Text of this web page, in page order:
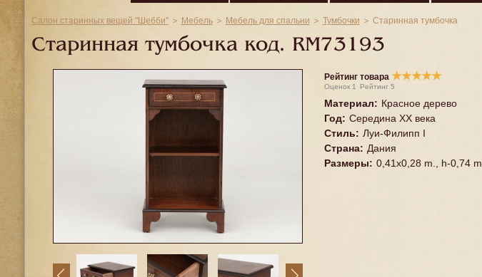
Салон старинных вещей "Шебби" Мебель Мебель для спальни Тумбочки Старинная тумбочка
Старинная тумбочка код. RM73193
Рейтинг товара ★★★★★
Оценок 1 Рейтинг 5
Материал: Красное дерево
Год: Середина XX векa
Стиль: Луи-Филипп I
Страна: Дания
Размеры: 0,41x0,28 m., h-0,74 m.